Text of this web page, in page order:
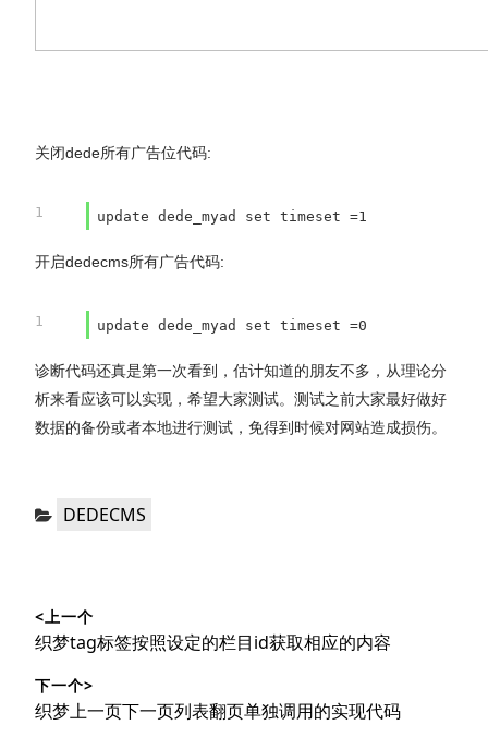
关闭dede所有广告位代码:
1 update dede_myad set timeset =1
开启dedecms所有广告代码:
1 update dede_myad set timeset =0
诊断代码还真是第一次看到，估计知道的朋友不多，从理论分
析来看应该可以实现，希望大家测试。测试之前大家最好做好
数据的备份或者本地进行测试，免得到时候对网站造成损伤。
分
DEDECMS
章
导
航
<上一个
上
文
章：
织梦tag标签按照设定的栏目id获取相应的内容
下一个>
下
织梦上一页下一页列表翻页单独调用的实现代码